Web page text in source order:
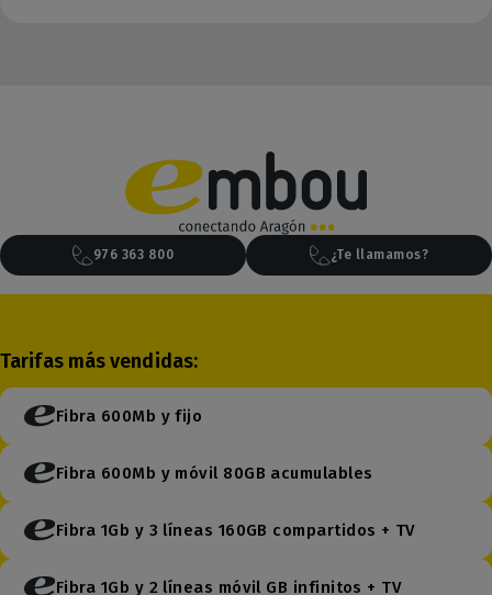
976 363 800 ¿Te llamamos?
Tarifas más vendidas:
Fibra 600Mb y fijo
Fibra 600Mb y móvil 80GB acumulables
Fibra 1Gb y 3 líneas 160GB compartidos + TV
Fibra 1Gb y 2 líneas móvil GB infinitos + TV